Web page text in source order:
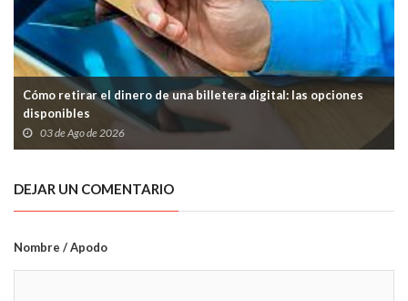
Cómo retirar el dinero de una billetera digital: las opciones
disponibles
03 de Ago de 2026
DEJAR UN COMENTARIO
Nombre / Apodo